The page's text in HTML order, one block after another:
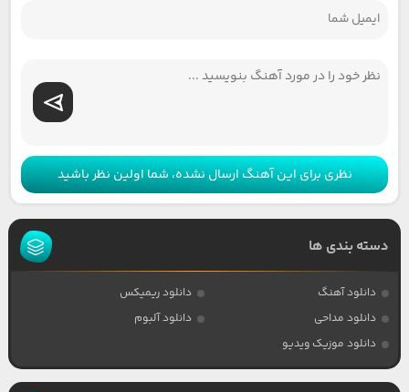
نظری برای این آهنگ ارسال نشده، شما اولین نظر باشید
دسته بندی ها
دانلود آهنگ
دانلود ریمیکس
دانلود مداحی
دانلود آلبوم
دانلود موزیک ویدیو